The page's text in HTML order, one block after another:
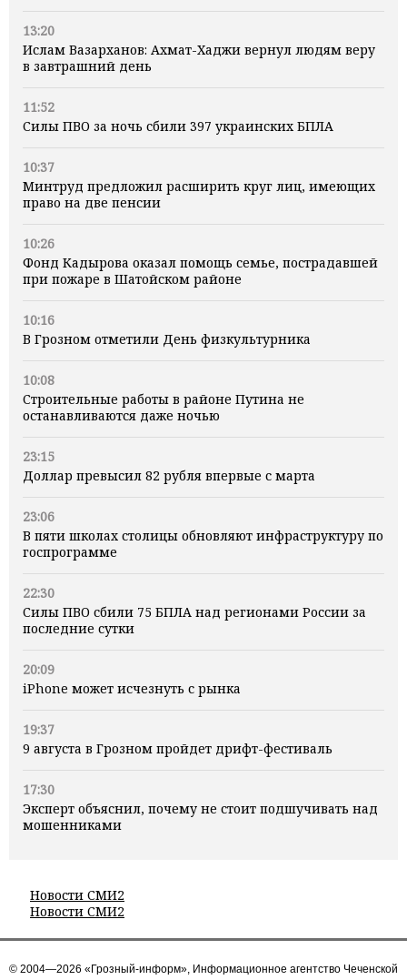
13:20
Ислам Вазарханов: Ахмат-Хаджи вернул людям веру
в завтрашний день
11:52
Силы ПВО за ночь сбили 397 украинских БПЛА
10:37
Минтруд предложил расширить круг лиц, имеющих
право на две пенсии
10:26
Фонд Кадырова оказал помощь семье, пострадавшей
при пожаре в Шатойском районе
10:16
В Грозном отметили День физкультурника
10:08
Строительные работы в районе Путина не
останавливаются даже ночью
23:15
Доллар превысил 82 рубля впервые с марта
23:06
В пяти школах столицы обновляют инфраструктуру по
госпрограмме
22:30
Силы ПВО сбили 75 БПЛА над регионами России за
последние сутки
20:09
iPhone может исчезнуть с рынка
19:37
9 августа в Грозном пройдет дрифт-фестиваль
17:30
Эксперт объяснил, почему не стоит подшучивать над
мошенниками
Новости СМИ2
Новости СМИ2
© 2004—2026 «Грозный-информ», Информационное агентство Чеченской